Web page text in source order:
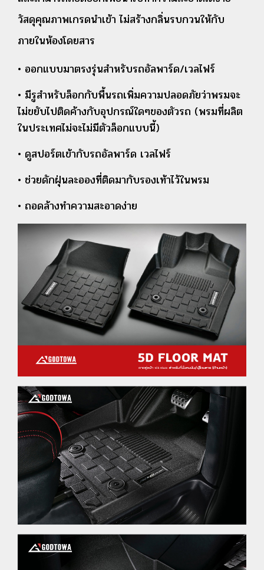
วัสดุคุณภาพเกรดนำเข้า ไม่สร้างกลิ่นรบกวนให้กับ
ภายในห้องโดยสาร
• ออกแบบมาตรงรุ่นสำหรับรถอัลพาร์ด/เวลไฟร์
• มีรูสำหรับล็อกกับพื้นรถเพิ่มความปลอดภัยว่าพรมจะ
ไม่ขยับไปติดค้างกับอุปกรณ์ใดๆของตัวรถ (พรมที่ผลิต
ในประเทศไม่จะไม่มีตัวล็อกแบบนี้)
• ดูสปอร์ตเข้ากับรถอัลพาร์ด เวลไฟร์
• ช่วยดักฝุ่นละอองที่ติดมากับรองเท้าไว้ในพรม
• ถอดล้างทำความสะอาดง่าย